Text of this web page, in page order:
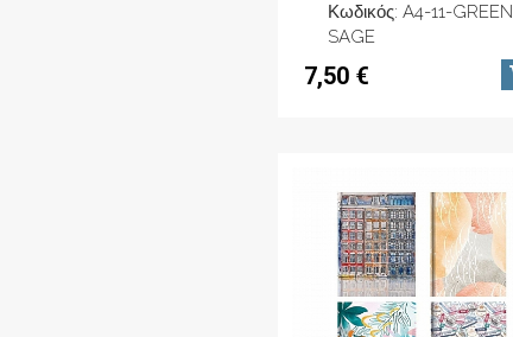
Κωδικός: A4-11-GREEN
SAGE
7,50 €